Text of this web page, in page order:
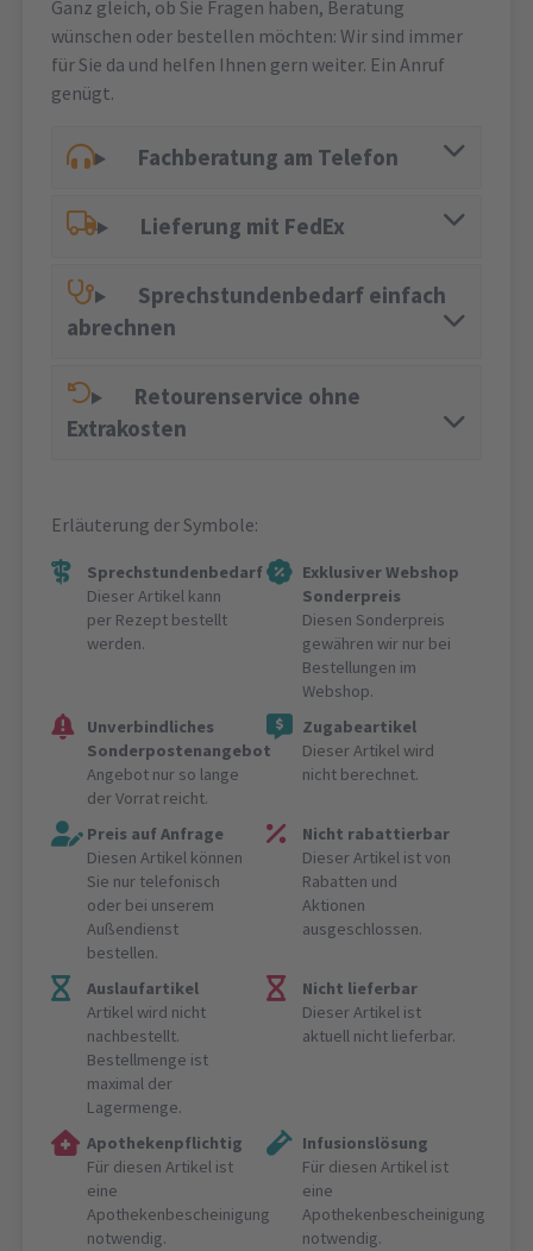
Ganz gleich, ob Sie Fragen haben, Beratung
wünschen oder bestellen möchten: Wir sind immer
für Sie da und helfen Ihnen gern weiter. Ein Anruf
genügt.
Fachberatung am Telefon
Lieferung mit FedEx
Sprechstundenbedarf einfach
abrechnen
Retourenservice ohne
Extrakosten
Erläuterung der Symbole:
Sprechstundenbedarf
Dieser Artikel kann
per Rezept bestellt
werden.
Exklusiver Webshop
Sonderpreis
Diesen Sonderpreis
gewähren wir nur bei
Bestellungen im
Webshop.
Unverbindliches
Sonderpostenangebot
Angebot nur so lange
der Vorrat reicht.
Zugabeartikel
Dieser Artikel wird
nicht berechnet.
Preis auf Anfrage
Diesen Artikel können
Sie nur telefonisch
oder bei unserem
Außendienst
bestellen.
Nicht rabattierbar
Dieser Artikel ist von
Rabatten und
Aktionen
ausgeschlossen.
Auslaufartikel
Artikel wird nicht
nachbestellt.
Bestellmenge ist
maximal der
Lagermenge.
Nicht lieferbar
Dieser Artikel ist
aktuell nicht lieferbar.
Apothekenpflichtig
Für diesen Artikel ist
eine
Apothekenbescheinigung
notwendig.
Infusionslösung
Für diesen Artikel ist
eine
Apothekenbescheinigung
notwendig.